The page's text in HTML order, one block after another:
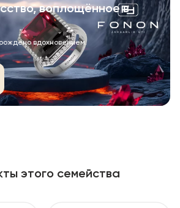
воплощённое в
вдохновением.
этого семейства